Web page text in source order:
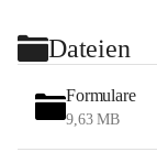
Dateien
Formulare
9,63 MB